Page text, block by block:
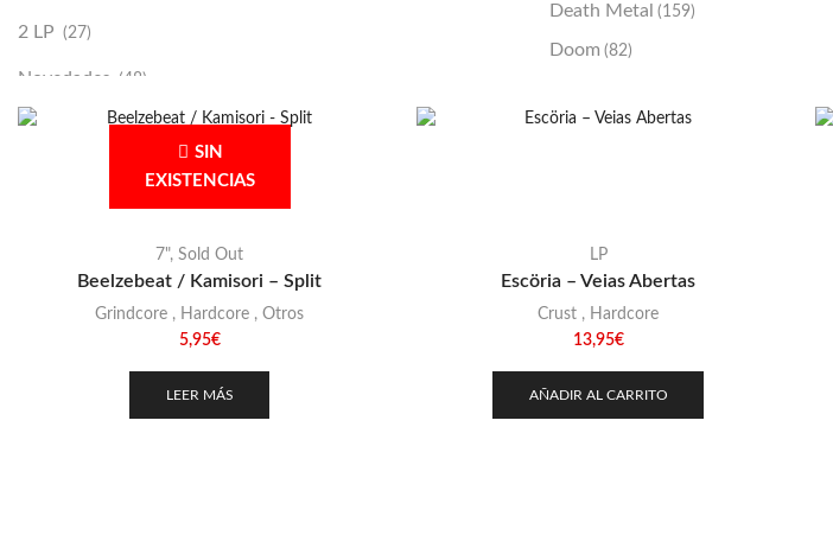
2 LP (27)
Novedades (48)
Vinilako (34)
Death Metal (159)
Doom (82)
Grindcore
Heavy Metal
Otros (38)
Prog
Sludge (35)
SIN
EXISTENCIAS
7", Sold Out
Beelzebeat / Kamisori – Split
Grindcore , Hardcore , Otros
5,95€
LEER MÁS
LP
Escöria – Veias Abertas
Crust , Hardcore
13,95€
AÑADIR AL CARRITO